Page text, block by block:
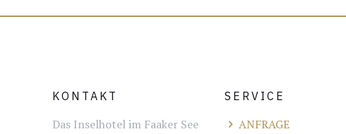
KONTAKT
Das Inselhotel im Faaker See
SERVICE
ANFRAGE